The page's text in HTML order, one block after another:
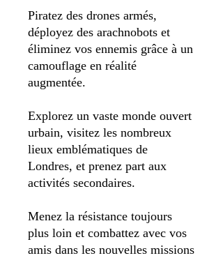
Piratez des drones armés,
déployez des arachnobots et
éliminez vos ennemis grâce à un
camouflage en réalité
augmentée.
Explorez un vaste monde ouvert
urbain, visitez les nombreux
lieux emblématiques de
Londres, et prenez part aux
activités secondaires.
Menez la résistance toujours
plus loin et combattez avec vos
amis dans les nouvelles missions